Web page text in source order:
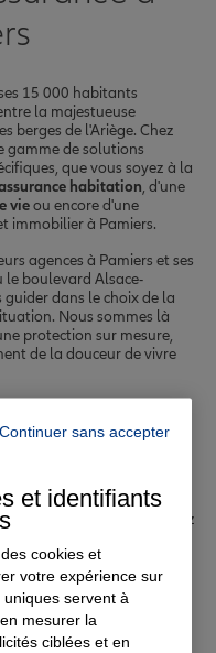
15 000 habitants
la majestueuse
berges de l'Ariège. Chez
gamme de solutions
que vous soyez à la
habitation, d'une
vieou encore d'une
immobilier à Pamiers.
agences à Pamiers et ses
le boulevard Alsace-
dans le choix de la
Nous sommes là
protection sur mesure,
de la douceur de vivre
:
routes ariégeoises en
des formules
à Pamiers, protégez
d'assurance
votre projet immobilier à
emprunteur flexible
Continuer sans accepter
et identifiants
cookies et
votre expérience sur
servent à
mesurer la
ciblées et en